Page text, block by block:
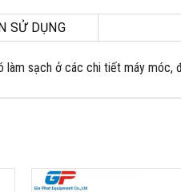
SỬ DỤNG
sạch ở các chi tiết máy móc,